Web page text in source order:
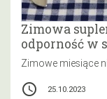
Zimowa
odporność w
access_time 25.10.2023